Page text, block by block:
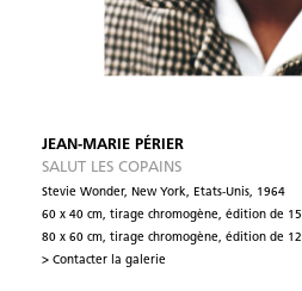
JEAN-MARIE PÉRIER
SALUT LES COPAINS
Stevie Wonder, New York, Etats-Unis, 1964
60 x 40 cm, tirage chromogène, édition de 15
80 x 60 cm, tirage chromogène, édition de 12
> Contacter la galerie